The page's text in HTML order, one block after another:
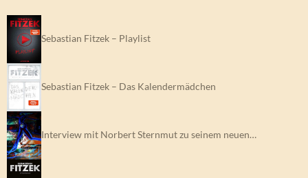
Sebastian Fitzek – Playlist
Sebastian Fitzek – Das Kalendermädchen
Interview mit Norbert Sternmut zu seinem neuen…